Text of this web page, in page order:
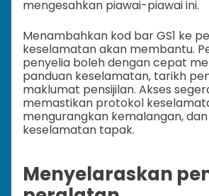
mengesahkan piawai-piawai ini.
Menambahkan kod bar GS1 ke
keselamatan akan membantu.
penyelia boleh dengan cepat
panduan keselamatan, tarikh
maklumat pensijilan. Akses
memastikan protokol
mengurangkan kemalangan,
keselamatan tapak.
Menyelaraskan